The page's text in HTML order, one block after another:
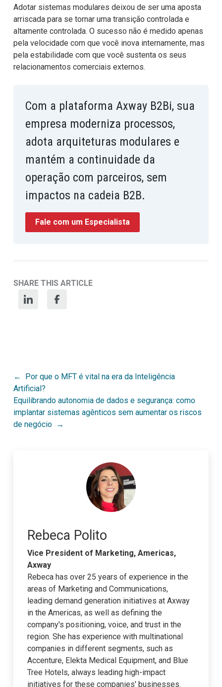
Adotar sistemas modulares deixou de ser uma aposta
arriscada para se tornar uma transição controlada e
altamente controlada. O sucesso não é medido apenas
pela velocidade com que você inova internamente, mas
pela estabilidade com que você sustenta os seus
relacionamentos comerciais externos.
Com a plataforma Axway B2Bi, sua
empresa moderniza processos,
adota arquiteturas modulares e
mantém a continuidade da
operação com parceiros, sem
impactos na cadeia B2B.
Fale com um Especialista
SHARE THIS ARTICLE
Post
navigation
Por que o MFT é vital na era da Inteligência
Artificial?
Equilibrando autonomia de dados e segurança: como
implantar sistemas agênticos sem aumentar os riscos
de negócio
Rebeca Polito
Vice President of Marketing, Americas,
Axway
Rebeca has over 25 years of experience in the
areas of Marketing and Communications,
leading demand generation initiatives at Axway
in the Americas, as well as defining the
company's positioning, voice, and trust in the
region. She has experience with multinational
companies in different segments, such as
Accenture, Elekta Medical Equipment, and Blue
Tree Hotels, always leading high-impact
initiatives for these companies' businesses.